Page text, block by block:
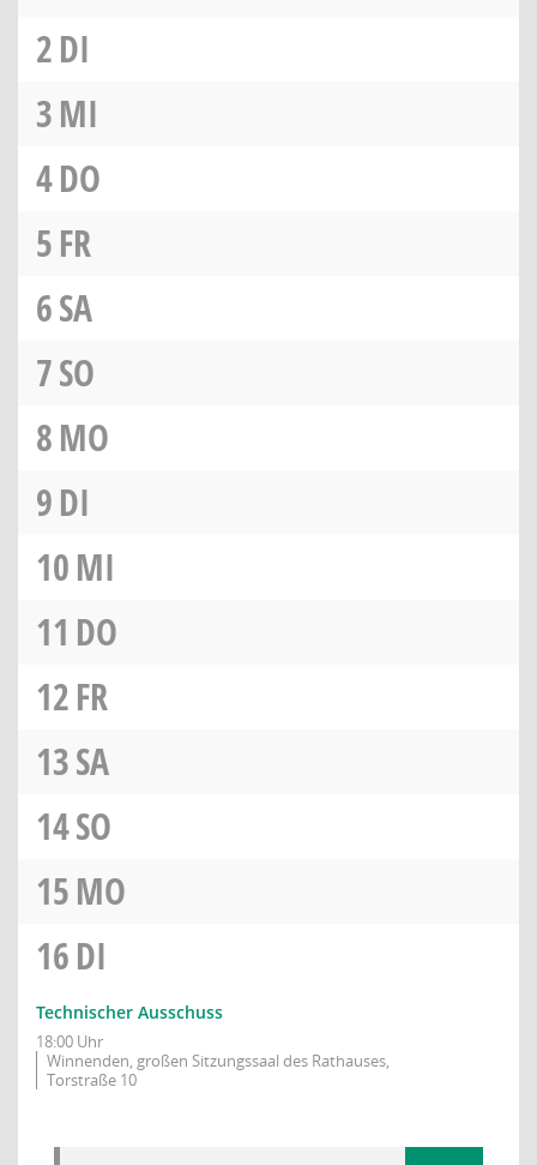
2DI
3MI
4DO
5FR
6SA
7SO
8MO
9DI
10MI
11 DO
12FR
13SA
14SO
15MO
16DI
Technischer Ausschuss
18:00 Uhr
Winnenden, großen Sitzungssaal des Rathauses,
Torstraße 10